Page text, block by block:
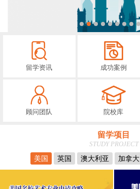
留学资讯 成功案例
顾问团队 院校库
留学项目
STUDY PROJECT
美国
英国 澳大利亚 加拿大